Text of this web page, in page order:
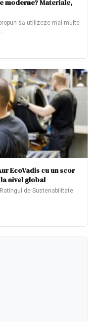
moderne? Materiale,
să utilizeze mai multe
EcoVadis cu un scor
nivel global
de Sustenabilitate